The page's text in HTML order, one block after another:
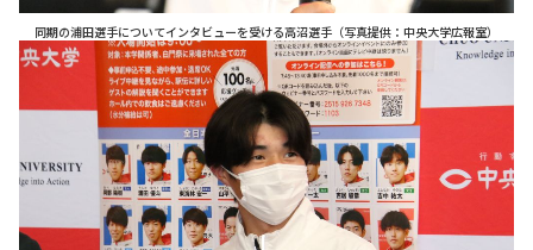
同期の浦田選手についてインタビューを受ける高沼選手（写真提供：中央大学広報室）